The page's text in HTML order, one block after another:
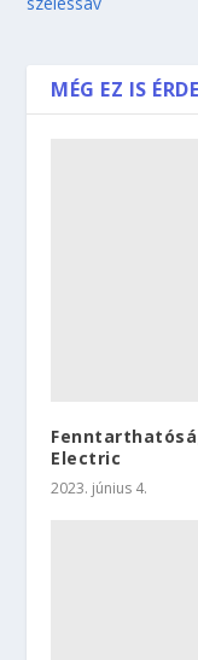
MÉG EZ IS
Electric
2023. június 4.